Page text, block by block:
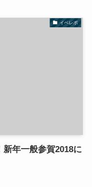
イベレポ
新年一般参賀2018に